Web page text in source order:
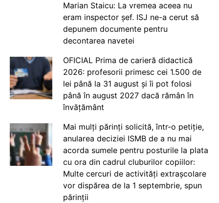
Marian Staicu: La vremea aceea nu
eram inspector șef. ISJ ne-a cerut să
depunem documente pentru
decontarea navetei
OFICIAL Prima de carieră didactică
2026: profesorii primesc cei 1.500 de
lei până la 31 august și îi pot folosi
până în august 2027 dacă rămân în
învățământ
Mai mulți părinți solicită, într-o petiție,
anularea deciziei ISMB de a nu mai
acorda sumele pentru posturile la plata
cu ora din cadrul cluburilor copiilor:
Multe cercuri de activități extrașcolare
vor dispărea de la 1 septembrie, spun
părinții